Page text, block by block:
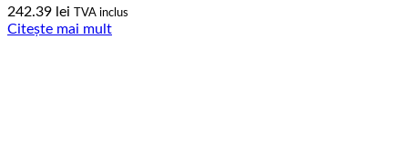
242.39 lei TVA inclus
Citește mai mult